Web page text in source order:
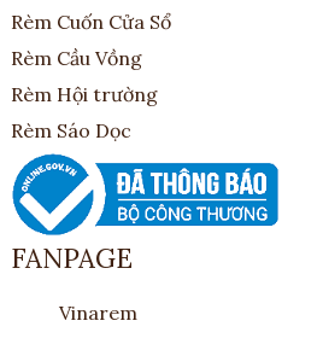
Rèm Cuốn Cửa Sổ
Rèm Cầu Vồng
Rèm Hội trường
Rèm Sáo Dọc
FANPAGE
Vinarem